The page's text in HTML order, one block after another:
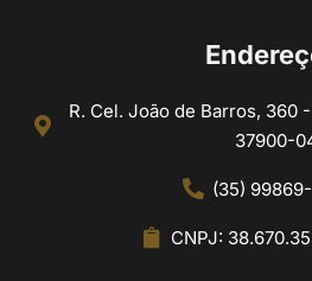
R. Cel. João de Barros, 360
37900-
(35)
CNPJ: